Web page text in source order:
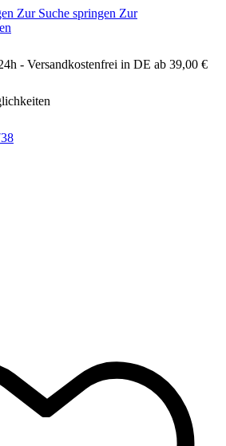
Zur Suche springen Zur
- Versandkostenfrei in DE ab 39,00 €